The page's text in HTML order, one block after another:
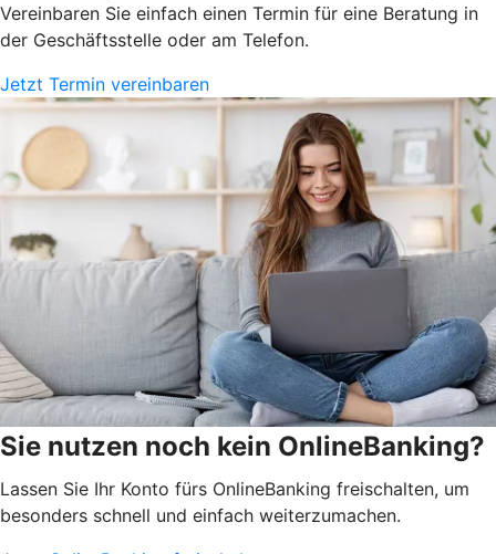
Vereinbaren Sie einfach einen Termin für eine Beratung in
der Geschäftsstelle oder am Telefon.
Jetzt Termin vereinbaren
Sie nutzen noch kein OnlineBanking?
Lassen Sie Ihr Konto fürs OnlineBanking freischalten, um
besonders schnell und einfach weiterzumachen.